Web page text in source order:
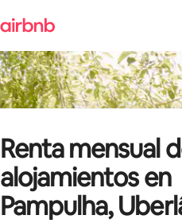
Renta mensual
alojamientos en
Pampulha,